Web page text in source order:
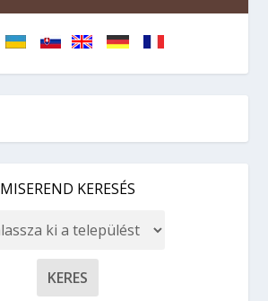
MISEREND KERESÉS